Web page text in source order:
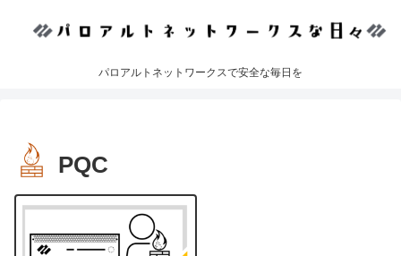
パロアルトネットワークスで安全な毎日を
PQC